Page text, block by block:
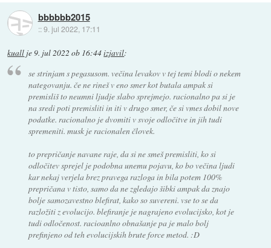
bbbbbb2015
::9. jul 2022, 17:11
kuall je9. jul 2022 ob 16:44izjavil:
se strinjam s pegasusom. večina levakov v tej temi blodi o nekem
nategovanju. če ne rineš v eno smer kot butala ampak si
premisliš to neumni ljudje slabo sprejmejo. racionalno pa si je
na sredi poti premisliti in iti v drugo smer, če si vmes dobil nove
podatke. racionalno je dvomiti v svoje odločitve in jih tudi
spremeniti. musk je racionalen človek.
to prepričanje navane raje, da si ne smeš premisliti, ko si
odločitev sprejel je podobna unemu pojavu, ko bo večina ljudi
kar nekaj verjela brez pravega razloga in bila potem 100%
prepričana v tisto, samo da ne zgledajo šibki ampak da znajo
bolje samozavestno blefirat, kako so suvereni. vse to se da
razložiti z evolucijo. blefiranje je nagrajeno evolucijsko, kot je
tudi odločenost. racioanlno obnašanje pa je malo bolj
prefinjeno od teh evolucijskih brute force metod. :D